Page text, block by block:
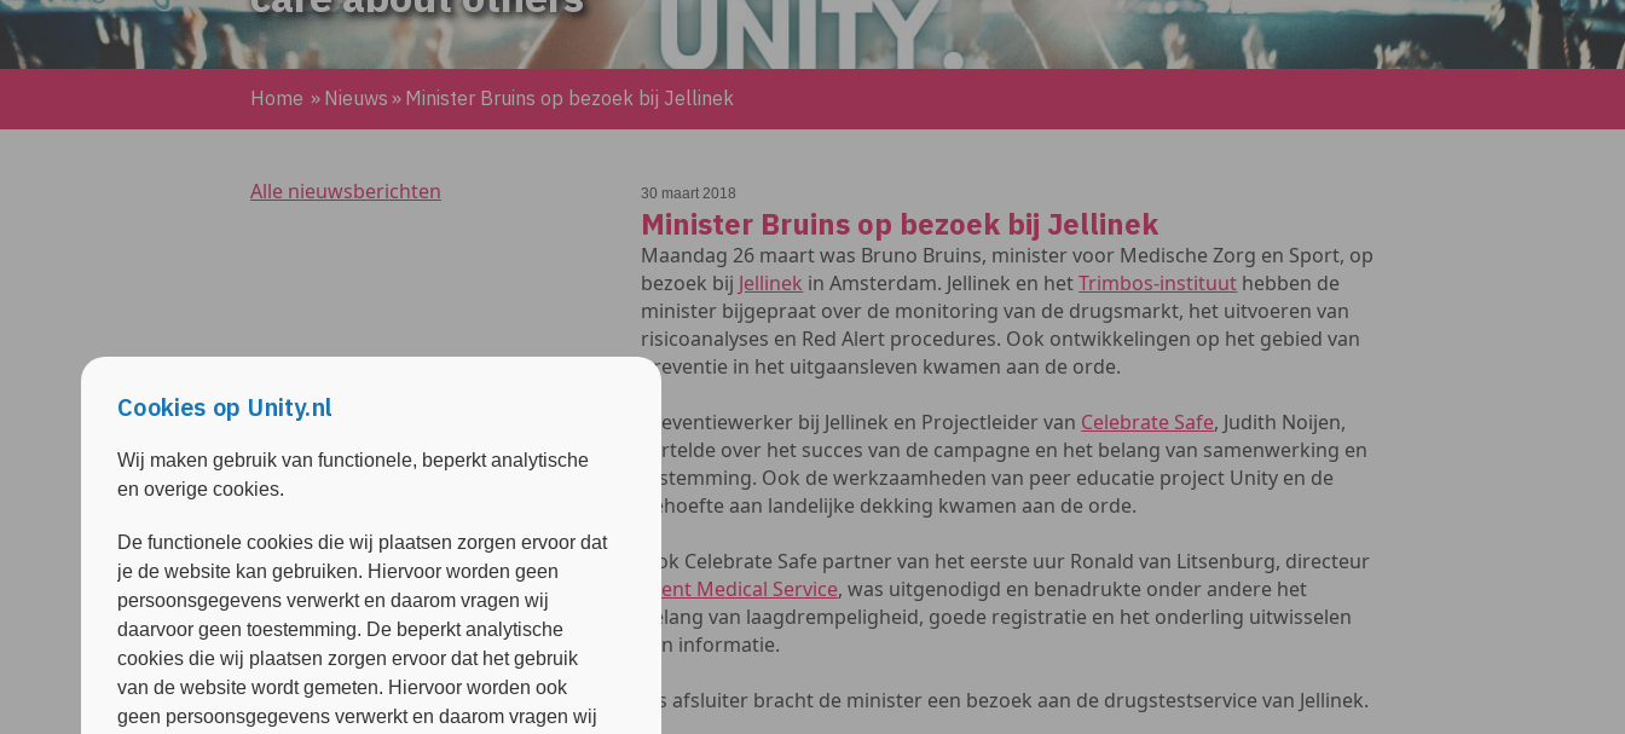
Home » Nieuws » Minister Bruins op bezoek bij Jellinek
Alle nieuwsberichten 30 maart 2018
Minister Bruins op bezoek bij Jellinek
Maandag 26 maart was Bruno Bruins, minister voor Medische Zorg en Sport, op
bezoek bij Jellinek in Amsterdam. Jellinek en hetTrimbos-instituut hebben de
minister bijgepraat over de monitoring van de drugsmarkt, het uitvoeren van
risicoanalyses en Red Alert procedures. Ook ontwikkelingen op het gebied van
preventie in het uitgaansleven kwamen aan de orde.
Preventiewerker bij Jellinek en Projectleider van Celebrate Safe, Judith Noijen,
vertelde over het succes van de campagne en het belang van samenwerking en
afstemming. Ook de werkzaamheden van peer educatie project Unity en de
behoefte aan landelijke dekking kwamen aan de orde.
Ook Celebrate Safe partner van het eerste uur Ronald van Litsenburg, directeur
Event Medical Service, was uitgenodigd en benadrukte onder andere het
belang van laagdrempeligheid, goede registratie en het onderling uitwisselen
van informatie.
Als afsluiter bracht de minister een bezoek aan de drugstestservice van Jellinek.
Cookies op Unity.nl
Wij maken gebruik van functionele, beperkt analytische
en overige cookies.
De functionele cookies die wij plaatsen zorgen ervoor dat
je de website kan gebruiken. Hiervoor worden geen
persoonsgegevens verwerkt en daarom vragen wij
daarvoor geen toestemming. De beperkt analytische
cookies die wij plaatsen zorgen ervoor dat het gebruik
van de website wordt gemeten. Hiervoor worden ook
geen persoonsgegevens verwerkt en daarom vragen wij